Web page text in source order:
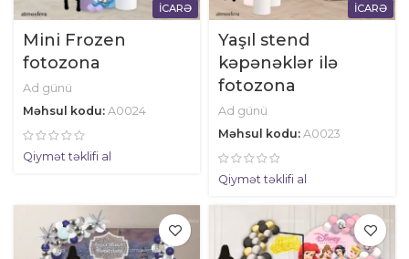
İCARƏ
Mini Frozen
fotozona
Ad günü
Məhsul kodu: A0024
Qiymət təklifi al
İCARƏ
Yaşıl stend
kəpənəklər ilə
fotozona
Ad günü
Məhsul kodu: A0023
Qiymət təklifi al